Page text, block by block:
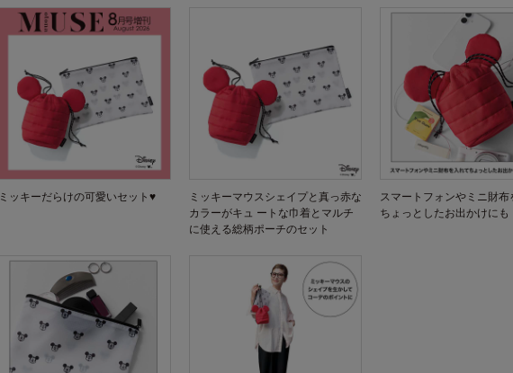
ミッキーだらけの可愛いセット♥
ミッキーマウスシェイプと真っ赤な
カラーがキュ ートな巾着とマルチ
に使える総柄ポーチのセット
スマートフォンやミニ財布
ちょっとしたお出かけにも